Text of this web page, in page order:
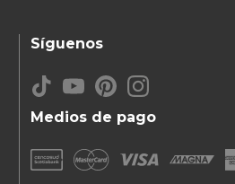
Medios de pago
Síguenos